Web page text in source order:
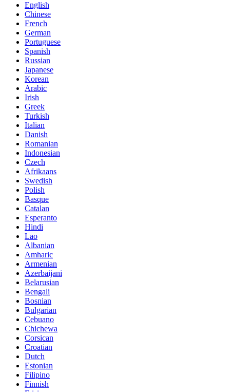
English
Chinese
French
German
Portuguese
Spanish
Russian
Japanese
Korean
Arabic
Irish
Greek
Turkish
Italian
Danish
Romanian
Indonesian
Czech
Afrikaans
Swedish
Polish
Basque
Catalan
Esperanto
Hindi
Lao
Albanian
Amharic
Armenian
Azerbaijani
Belarusian
Bengali
Bosnian
Bulgarian
Cebuano
Chichewa
Corsican
Croatian
Dutch
Estonian
Filipino
Finnish